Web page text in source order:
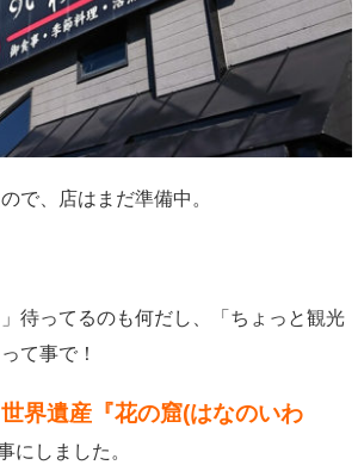
で、店はまだ準備中。
待ってるのも何だし、「ちょっと観光
て事で！
世界遺産『花の窟(はなのいわ
にしました。